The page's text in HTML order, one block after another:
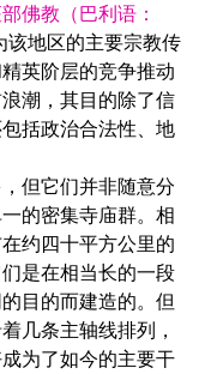
佛教（巴利语 ：
该地区的主要宗教传
英阶层的竞争推动
潮，其目的除了信
括政治合法性、地
但它们并非随意分
的密集寺庙群。相
约四十平方公里的
是在相当长的一段
目的而建造的。但
几条主轴线排列，
为了如今的主要干